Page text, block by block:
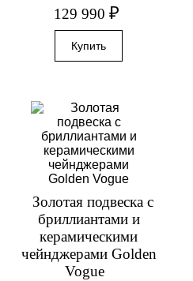
129 990₽
Золотая подвеска с
бриллиантами и
керамическими
чейнджерами Golden
Vogue